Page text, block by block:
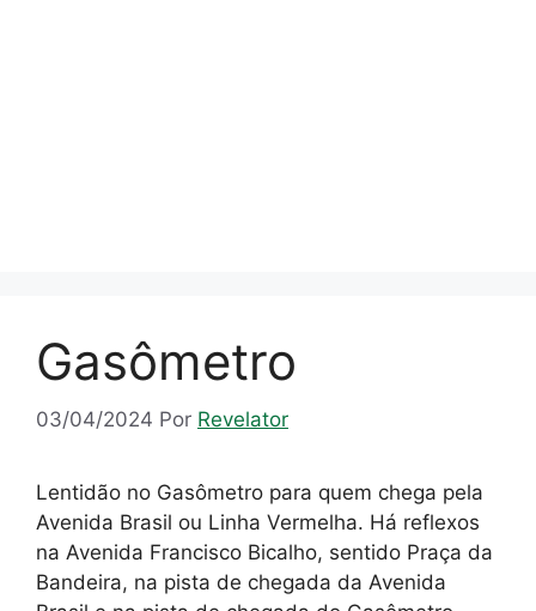
Gasômetro
03/04/2024 Por Revelator
Lentidão no Gasômetro para quem chega pela
Avenida Brasil ou Linha Vermelha. Há reflexos
na Avenida Francisco Bicalho, sentido Praça da
Bandeira, na pista de chegada da Avenida